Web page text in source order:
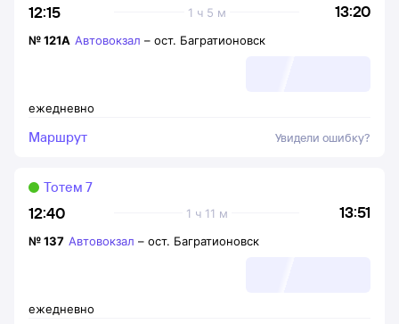
12:15 13:20
1 ч 5 м
ежедневно
№121А Автовокзал – ост. Багратионовск
Маршрут Увидели ошибку?
12:40 13:51
1 ч 11 м
Тотем 7
ежедневно
№137 Автовокзал – ост. Багратионовск